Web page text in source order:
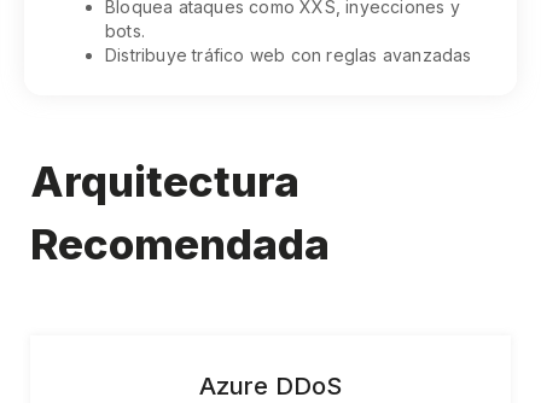
Bloquea ataques como XXS, inyecciones y
bots.
Distribuye tráfico web con reglas avanzadas
Arquitectura
Recomendada
Azure DDoS